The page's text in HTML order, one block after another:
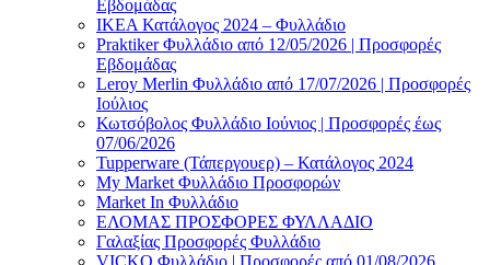
Εβδομάδας
ΙΚΕΑ Κατάλογος 2024 – Φυλλάδιο
Praktiker Φυλλάδιο από 12/05/2026 | Προσφορές
Εβδομάδας
Leroy Merlin Φυλλάδιο από 17/07/2026 | Προσφορές
Ιούλιος
Κωτσόβολος Φυλλάδιο Ιούνιος | Προσφορές έως
07/06/2026
Tupperware (Τάπεργουερ) – Κατάλογος 2024
My Market Φυλλάδιο Προσφορών
Market In Φυλλάδιο
ΕΛΟΜΑΣ ΠΡΟΣΦΟΡΕΣ ΦΥΛΛΑΔΙΟ
Γαλαξίας Προσφορές Φυλλάδιο
VICKO Φυλλάδιο | Προσφορές από 01/08/2026